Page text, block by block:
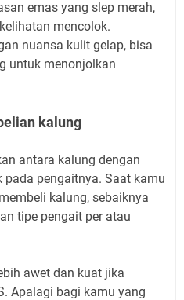
emas yang slep merah,
mencolok.
nuansa kulit gelap, bisa
untuk menonjolkan
kalung
antara kalung dengan
pengaitnya. Saat kamu
kalung, sebaiknya
tipe pengait per atau
awet dan kuat jika
Apalagi bagi kamu yang